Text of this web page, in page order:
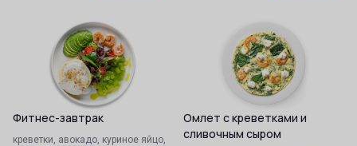
Фитнес-завтрак
креветки, авокадо, куриное яйцо,
Омлет с креветками и
сливочным сыром